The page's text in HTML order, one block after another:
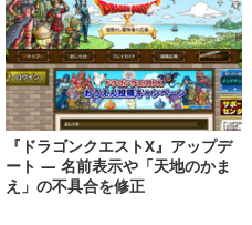
『ドラゴンクエストX』アップデ
ート ― 名前表示や「天地のかま
え」の不具合を修正